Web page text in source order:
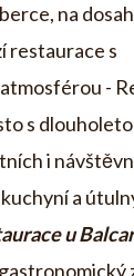
na
restaurace s
-
s
i
a
u